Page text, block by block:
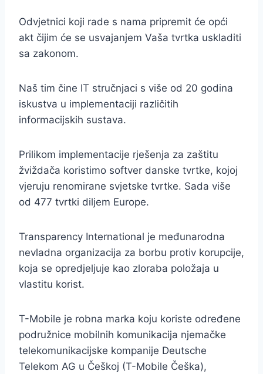
Odvjetnici koji rade s nama pripremit će opći
akt čijim će se usvajanjem Vaša tvrtka uskladiti
sa zakonom.
Naš tim čine IT stručnjaci s više od 20 godina
iskustva u implementaciji različitih
informacijskih sustava.
Prilikom implementacije rješenja za zaštitu
žviždača koristimo softver danske tvrtke, kojoj
vjeruju renomirane svjetske tvrtke. Sada više
od 477 tvrtki diljem Europe.
Transparency International je međunarodna
nevladna organizacija za borbu protiv korupcije,
koja se opredjeljuje kao zloraba položaja u
vlastitu korist.
T-Mobile je robna marka koju koriste određene
podružnice mobilnih komunikacija njemačke
telekomunikacijske kompanije Deutsche
Telekom AG u Češkoj (T-Mobile Češka),